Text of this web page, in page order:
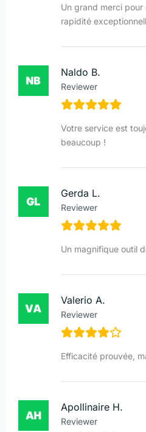
Un grand merci
rapidité
Naldo B.
Reviewer
Votre service est
beaucoup !
Gerda L.
Reviewer
Un magnifique outil
Valerio A.
Reviewer
Efficacité prouvée,
Apollinaire H.
Reviewer